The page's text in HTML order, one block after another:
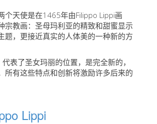
虚拟之旅
杰作
展示室
艺术家
佛罗伦萨博物馆
个天使是在1465年由Filippo Lippi画
宗教画：圣母玛利亚的精致和甜蜜显示
题，更接近真实的人体美的一种新的方
代表了圣女玛丽的位置，是完全新的，
所有这些特点和创新将激励许多后来的
Lippi